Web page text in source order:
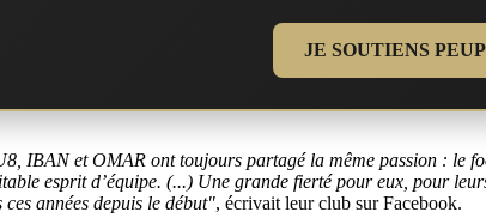
JE SOUTIENS
IBAN et OMAR ont toujours partagé la même passion : le
esprit d’équipe. (...) Une grande fierté pour eux, pour
années depuis le début", écrivait leur club sur Facebook.